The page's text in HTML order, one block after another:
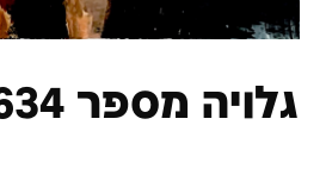
גלויה מספר 634